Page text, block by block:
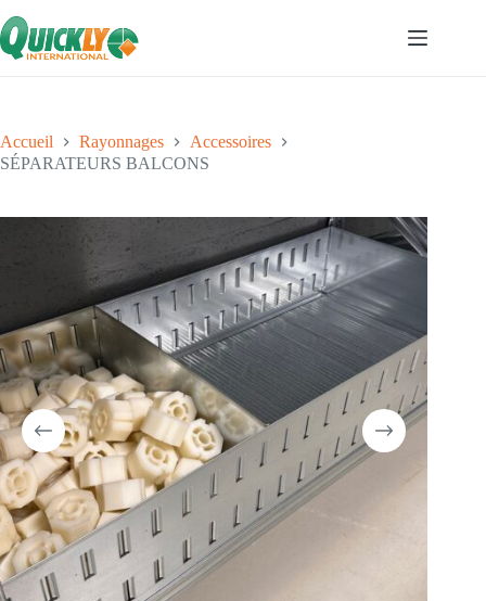
Accueil Rayonnages
Accessoires
SÉPARATEURS BALCONS